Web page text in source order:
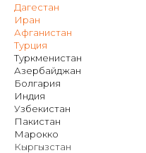
Дагестан
Иран
Афганистан
Турция
Туркменистан
Азербайджан
Болгария
Индия
Узбекистан
Пакистан
Марокко
Кыргызстан